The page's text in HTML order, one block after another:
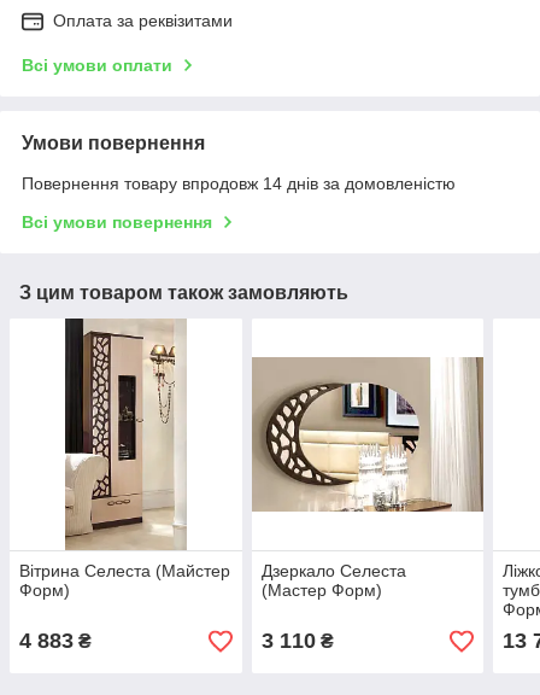
Оплата за реквізитами
Всі умови оплати
Умови повернення
Повернення товару впродовж 14 днів за домовленістю
Всі умови повернення
З цим товаром також замовляють
Вітрина Селеста (Майстер
Форм)
4 883 ₴
Дзеркало Селеста
(Мастер Форм)
3 110₴ 13